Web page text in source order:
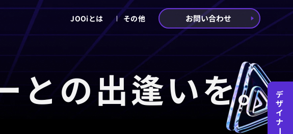
JOOiとは その他 お問い合わせ
との出逢いを。 デ
ザ
イ
ナ